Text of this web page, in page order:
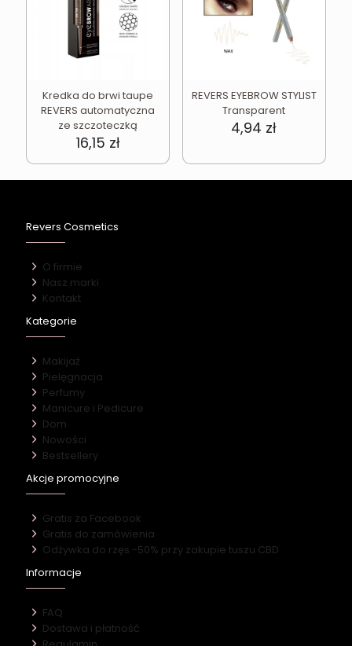
Kredka do brwi taupe
REVERS automatyczna
ze szczoteczką
16,15 zł
REVERS EYEBROW STYLIST
Transparent
4,94 zł
Revers Cosmetics
O firmie
Nasz marki
Kontakt
Kategorie
Makijaż
Pielęgnacja
Perfumy
Manicure i Pedicure
Dom
Nowości
Bestsellery
Akcje promocyjne
Gratis za Facebook
Gratis do zamówienia
Odżywka do rzęs -50% przy zakupie tuszu CBD
Informacje
FAQ
Dostawa i płatność